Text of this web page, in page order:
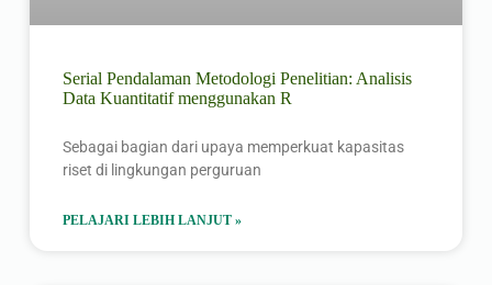
Serial Pendalaman Metodologi Penelitian: Analisis
Data Kuantitatif menggunakan R
Sebagai bagian dari upaya memperkuat kapasitas
riset di lingkungan perguruan
PELAJARI LEBIH LANJUT »